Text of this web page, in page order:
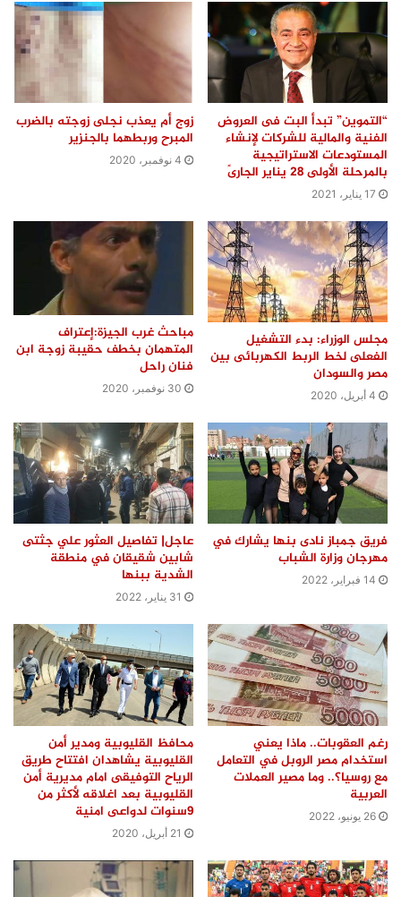
“التموين” تبدأ البت فى العروض
الفنية والمالية للشركات لإنشاء
المستودعات الاستراتيجية
بالمرحلة الأولى 28 يناير الجارىً
17 يناير، 2021
زوج أم يعذب نجلى زوجته بالضرب
المبرح وربطهما بالجنزير
4 نوفمبر، 2020
مجلس الوزراء: بدء التشغيل
الفعلى لخط الربط الكهربائى بين
مصر والسودان
4 أبريل، 2020
مباحث غرب الجيزة:إعتراف
المتهمان بخطف حقيبة زوجة ابن
فنان راحل
30 نوفمبر، 2020
فريق جمباز نادى بنها يشارك في
مهرجان وزارة الشباب
14 فبراير، 2022
عاجل| تفاصيل العثور علي جثتى
شابين شقيقان في منطقة
الشدية ببنها
31 يناير، 2022
رغم العقوبات.. ماذا يعني
استخدام مصر الروبل في التعامل
مع روسيا؟.. وما مصير العملات
العربية
26 يونيو، 2022
محافظ القليوبية ومدير أمن
القليوبية يشاهدان افتتاح طريق
الرياح التوفيقى امام مديرية أمن
القليوبية بعد اغلاقه لأكثر من
٩سنوات لدواعى امنية
21 أبريل، 2020